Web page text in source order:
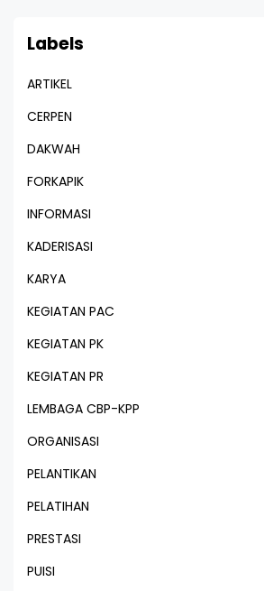
Labels
ARTIKEL
CERPEN
DAKWAH
FORKAPIK
INFORMASI
KADERISASI
KARYA
KEGIATAN PAC
KEGIATAN PK
KEGIATAN PR
LEMBAGA CBP-KPP
ORGANISASI
PELANTIKAN
PELATIHAN
PRESTASI
PUISI